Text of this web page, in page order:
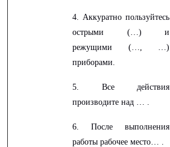
4. Аккуратно пользуйтесь
острыми (…) и
режущими (…, …)
приборами.
5. Все действия
производите над … .
6. После выполнения
работы рабочее место… .